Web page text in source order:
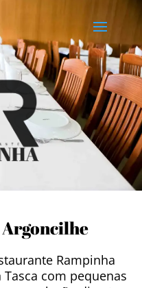
Rampinha
com pequenas